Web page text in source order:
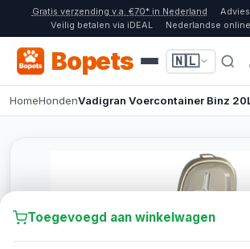
Gratis verzending v.a. €70* in Nederland
Veilig betalen via iDEAL
Nederlandse
Bopets 🇳🇱
HomeHondenVadigran Voercontainer Binz
Toegevoegd aan winkelwagen